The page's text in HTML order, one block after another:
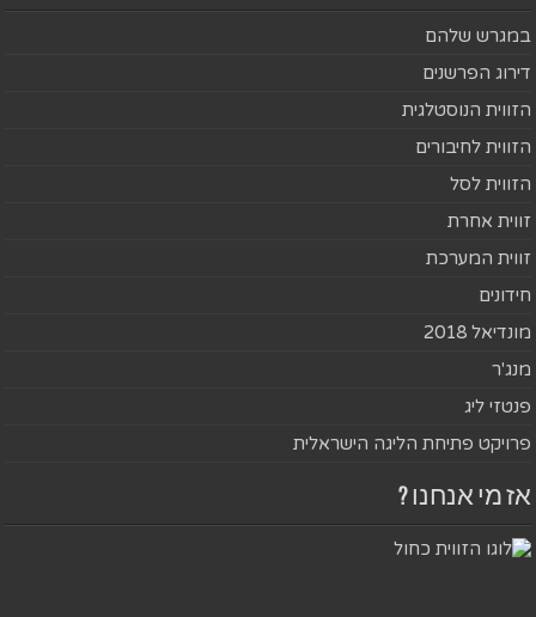
במגרש שלהם
דירוג הפרשנים
הזווית הנוסטלגית
הזווית לחיבורים
הזווית לסל
זווית אחרת
זווית המערכת
חידונים
מונדיאל 2018
מנג'ר
פנטזי ליג
פרויקט פתיחת הליגה הישראלית
אז מי אנחנו ?